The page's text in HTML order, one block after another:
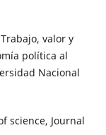
valor y
política al
Nacional
science, Journal